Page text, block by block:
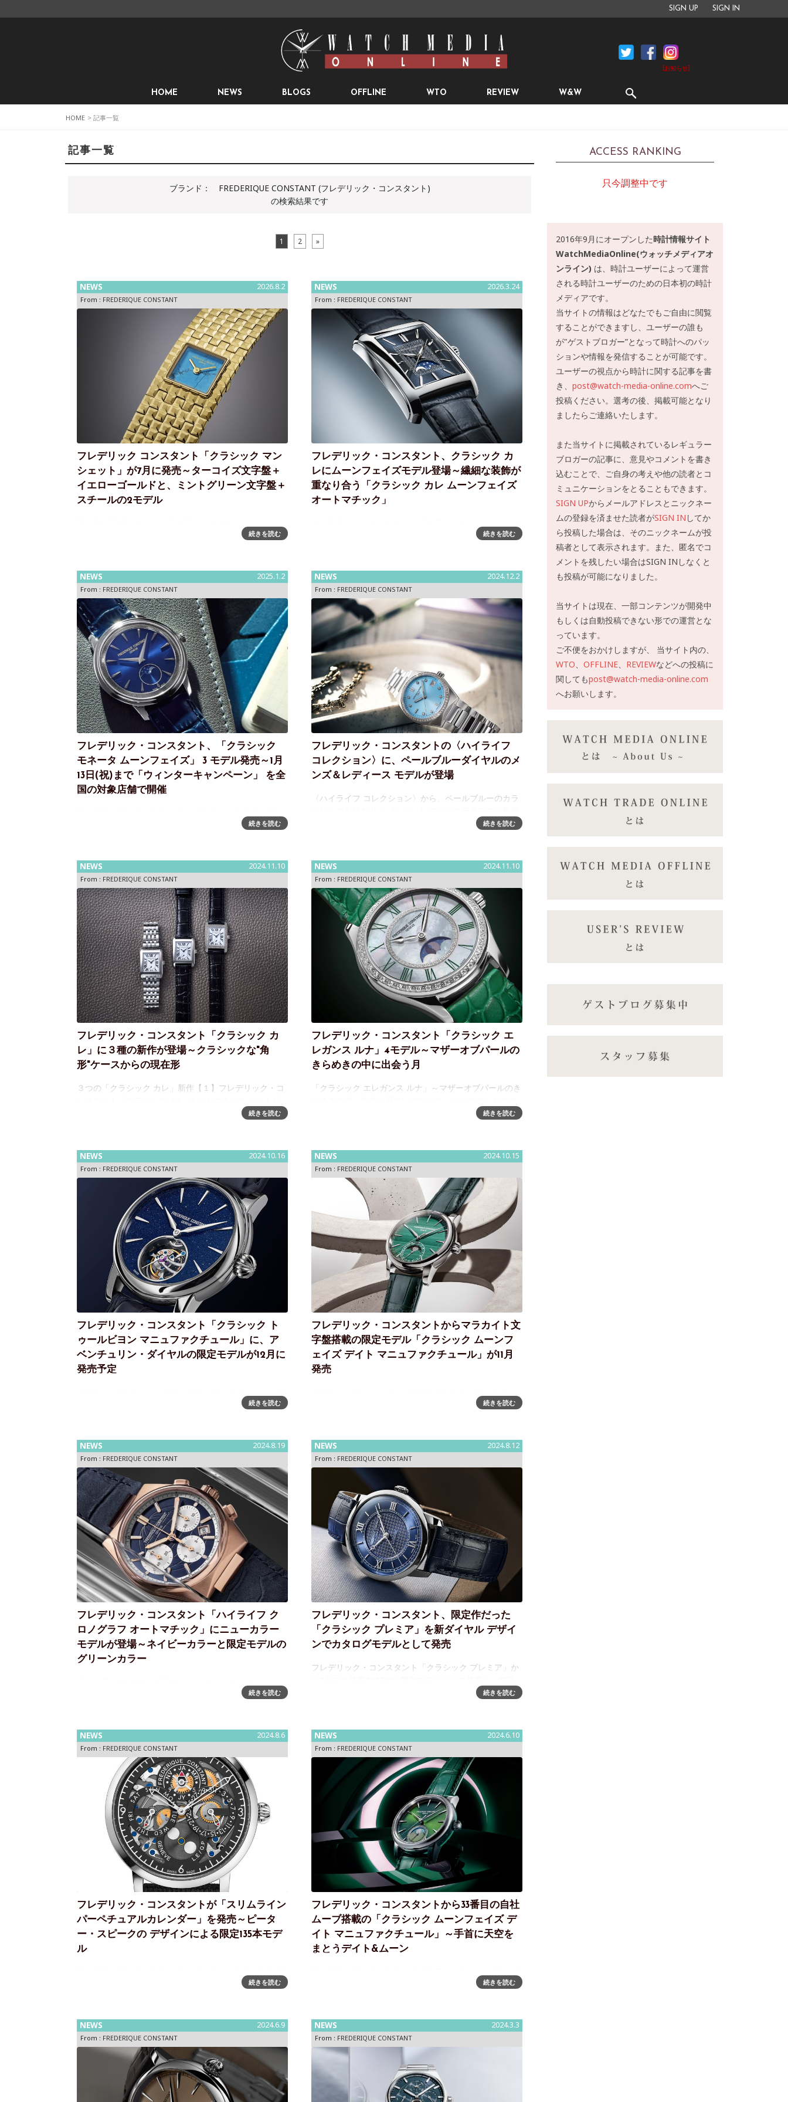
SIGN UP SIGN IN
[お知らせ]
HOME NEWS BLOGS OFFLINE WTO REVIEW W&W
HOME > 記事一覧
記事一覧
ブランド：
FREDERIQUE CONSTANT (フレデリック・コンスタント)
の検索結果です
1 2 »
NEWS 2026.8.2
From : FREDERIQUE CONSTANT
フレデリック コンスタント「クラシック マン
シェット」が7月に発売～ターコイズ文字盤＋
イエローゴールドと、ミントグリーン文字盤＋
スチールの2モデル
ターコイズ文字盤＆イエローゴールド・ミントグリーン
「クラシック マンシ
続きを読む
NEWS 2026.3.24
From : FREDERIQUE CONSTANT
フレデリック・コンスタント、クラシック カ
レにムーンフェイズモデル登場～繊細な装飾が
重なり合う「クラシック カレ ムーンフェイズ
オートマチック」
ェイズ オートマチック」～クラシック カレにムーンフェ
マチック」。19
続きを読む
NEWS 2025.1.2
From : FREDERIQUE CONSTANT
フレデリック・コンスタント、「クラシック
モネータ ムーンフェイズ」 3 モデル発売～1月
13日(祝)まで「ウィンターキャンペーン」 を全
国の対象店舗で開催
ーンフェイズ」 3 モデル発売フレデリック・コンスタン
た。新作「クラシック モネ
続きを読む
NEWS 2024.12.2
From : FREDERIQUE CONSTANT
フレデリック・コンスタントの〈ハイライフ
コレクション〉に、ペールブルーダイヤルのメ
ンズ＆レディース モデルが登場
〈ハイライフ コレクション〉から、ペールブルーのカラ
場フレデリック・コンスタントのケースとブレスレット
続きを読む
NEWS 2024.11.10
From : FREDERIQUE CONSTANT
フレデリック・コンスタント「クラシック カ
レ」に３種の新作が登場～クラシックな"角
形"ケースからの現在形
３つの「クラシック カレ」新作【１】フレデリック・コ
ート〈日本限定〉」2 モデル登場クラシックな“角型”ケー
続きを読む
NEWS 2024.11.10
From : FREDERIQUE CONSTANT
フレデリック・コンスタント「クラシック エ
レガンス ルナ」4モデル～マザーオブパールの
きらめきの中に出会う月
「クラシック エレガンス ルナ」～マザーオブパールのき
ラシックコレクションから、新たにClassics Elegance
続きを読む
NEWS 2024.10.16
From : FREDERIQUE CONSTANT
フレデリック・コンスタント「クラシック ト
ゥールビヨン マニュファクチュール」に、ア
ベンチュリン・ダイヤルの限定モデルが12月に
発売予定
ベンチュリン文字盤の数量限定モデルが12月に発売予定
続きを読む
NEWS 2024.10.15
From : FREDERIQUE CONSTANT
フレデリック・コンスタントからマラカイト文
字盤搭載の限定モデル「クラシック ムーンフ
ェイズ デイト マニュファクチュール」が11月
発売
ール」ホワイトゴールド製ケースにマラカイトダイヤル
ェ
続きを読む
NEWS 2024.8.19
From : FREDERIQUE CONSTANT
フレデリック・コンスタント「ハイライフ ク
ロノグラフ オートマチック」にニューカラー
モデルが登場～ネイビーカラーと限定モデルの
グリーンカラー
ラーモデル登場スポーティーでスタイリッシュなハイラ
ュー・ペレ社のクロノグラフキ
続きを読む
NEWS 2024.8.12
From : FREDERIQUE CONSTANT
フレデリック・コンスタント、限定作だった
「クラシック プレミア」を新ダイヤル デザイ
ンでカタログモデルとして発売
フレデリック・コンスタント「クラシック プレミア」か
の「クラシック プレミア」から新たに2モデルが登場。
続きを読む
NEWS 2024.8.6
From : FREDERIQUE CONSTANT
フレデリック・コンスタントが「スリムライン
パーペチュアルカレンダー」を発売～ピータ
ー・スピークの デザインによる限定135本モデ
ル
ザインによるスリムな永久カレンダーを発表ジュネーブ
時計を発売します。マニュファク
続きを読む
NEWS 2024.6.10
From : FREDERIQUE CONSTANT
フレデリック・コンスタントから33番目の自社
ムーブ搭載の「クラシック ムーンフェイズ デ
イト マニュファクチュール」～手首に天空を
まとうデイト&ムーン
ズ デイト マニュファクチュール」～33番目の自社ムーブ
Moonphase
続きを読む
NEWS 2024.6.9
From : FREDERIQUE CONSTANT
NEWS 2024.3.3
From : FREDERIQUE CONSTANT
ACCESS RANKING
只今調整中です
2016年9月にオープンした時計情報サイト
WatchMediaOnline(ウォッチメディアオ
ンライン) は、時計ユーザーによって運営
される時計ユーザーのための日本初の時計
メディアです。
当サイトの情報はどなたでもご自由に閲覧
することができますし、ユーザーの誰も
が"ゲストブロガー”となって時計へのパッ
ションや情報を発信することが可能です。
ユーザーの視点から時計に関する記事を書
き、 post@watch-media-online.comへご
投稿ください。選考の後、掲載可能となり
ましたらご連絡いたします。
また当サイトに掲載されているレギュラー
ブロガーの記事に、意見やコメントを書き
込むことで、ご自身の考えや他の読者とコ
ミュニケーションをとることもできます。
SIGN UPからメールアドレスとニックネー
ムの登録を済ませた読者がSIGN IN してか
ら投稿した場合は、そのニックネームが投
稿者として表示されます。また、匿名でコ
メントを残したい場合はSIGN INしなくと
も投稿が可能になりました。
当サイトは現在、一部コンテンツが開発中
もしくは自動投稿できない形での運営とな
っています。
ご不便をおかけしますが、 当サイト内の、
WTO
OFFLINE REVIEWなどへの投稿に
関してもpost@watch-media-online.com
へお願いします。